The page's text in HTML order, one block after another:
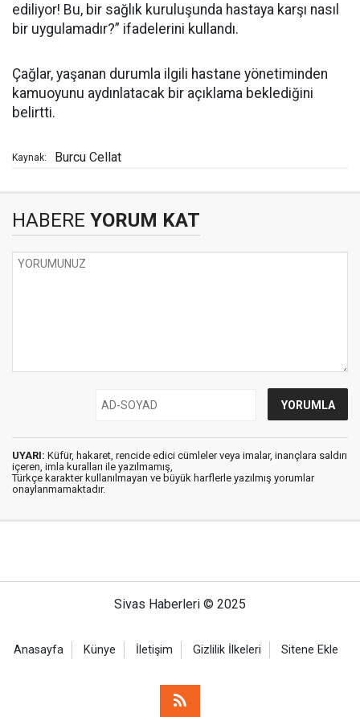
ediliyor! Bu, bir sağlık kuruluşunda hastaya karşı nasıl
bir uygulamadır?” ifadelerini kullandı.
Çağlar, yaşanan durumla ilgili hastane yönetiminden
kamuoyunu aydınlatacak bir açıklama beklediğini
belirtti.
Kaynak: Burcu Cellat
HABERE YORUM KAT
UYARI: Küfür, hakaret, rencide edici cümleler veya imalar, inançlara saldırı
içeren, imla kuralları ile yazılmamış,
Türkçe karakter kullanılmayan ve büyük harflerle yazılmış yorumlar
onaylanmamaktadır.
Sivas Haberleri © 2025
Anasayfa Künye İletişim Gizlilik İlkeleri Sitene Ekle